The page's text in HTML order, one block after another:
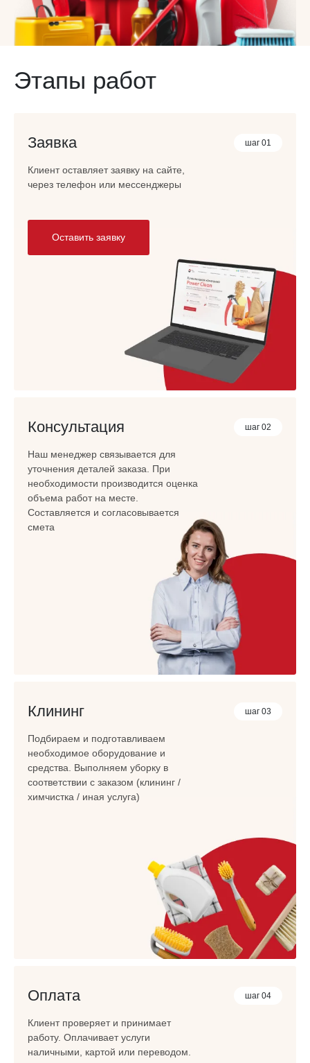
Этапы работ
шаг 01
Заявка
Клиент оставляет заявку на сайте,
через телефон или мессенджеры
Оставить заявку
шаг 02
Консультация
Наш менеджер связывается для
уточнения деталей заказа. При
необходимости производится оценка
объема работ на месте.
Составляется и согласовывается
смета
шаг 03
Клининг
Подбираем и подготавливаем
необходимое оборудование и
средства. Выполняем уборку в
соответствии с заказом (клининг /
химчистка / иная услуга)
шаг 04
Оплата
Клиент проверяет и принимает
работу. Оплачивает услуги
наличными, картой или переводом.